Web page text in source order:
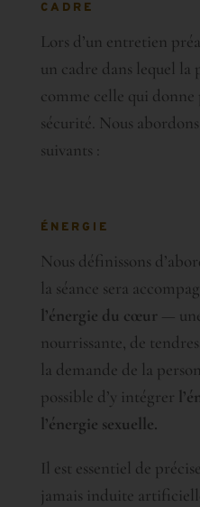
CADRE
Lors d’un entretien
un cadre dans lequel la
comme celle qui donne
sécurité. Nous
suivants :
ÉNERGIE
Nous définissons
la séance sera
l’énergie du cœur—
nourrissante, de
la demande de la
possible d’y intégrer
l’énergie sexuelle.
Il est essentiel de
jamais induite